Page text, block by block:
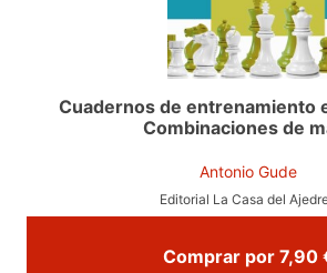
Cuadernos de entrenamiento
Combinaciones de
Antonio Gude
Editorial La Casa del